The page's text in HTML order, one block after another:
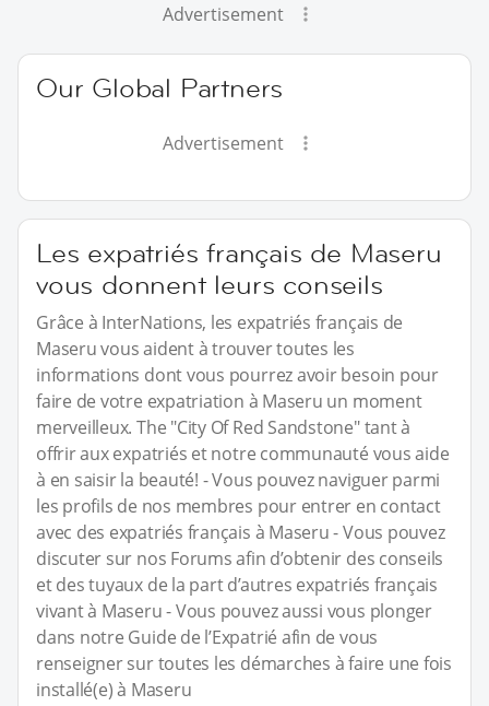
Advertisement
Our Global Partners
Advertisement
Les expatriés français de Maseru
vous donnent leurs conseils
Grâce à InterNations, les expatriés français de
Maseru vous aident à trouver toutes les
informations dont vous pourrez avoir besoin pour
faire de votre expatriation à Maseru un moment
merveilleux. The "City Of Red Sandstone" tant à
offrir aux expatriés et notre communauté vous aide
à en saisir la beauté! - Vous pouvez naviguer parmi
les profils de nos membres pour entrer en contact
avec des expatriés français à Maseru - Vous pouvez
discuter sur nos Forums afin d’obtenir des conseils
et des tuyaux de la part d’autres expatriés français
vivant à Maseru - Vous pouvez aussi vous plonger
dans notre Guide de l’Expatrié afin de vous
renseigner sur toutes les démarches à faire une fois
installé(e) à Maseru